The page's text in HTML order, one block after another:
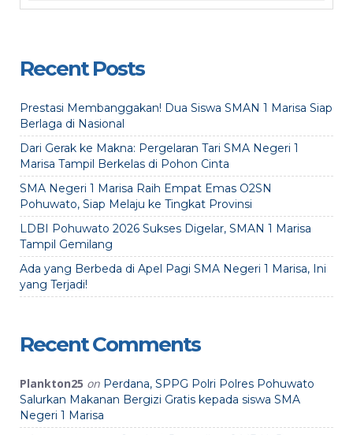
Recent Posts
Prestasi Membanggakan! Dua Siswa SMAN 1 Marisa Siap
Berlaga di Nasional
Dari Gerak ke Makna: Pergelaran Tari SMA Negeri 1
Marisa Tampil Berkelas di Pohon Cinta
SMA Negeri 1 Marisa Raih Empat Emas O2SN
Pohuwato, Siap Melaju ke Tingkat Provinsi
LDBI Pohuwato 2026 Sukses Digelar, SMAN 1 Marisa
Tampil Gemilang
Ada yang Berbeda di Apel Pagi SMA Negeri 1 Marisa, Ini
yang Terjadi!
Recent Comments
Plankton25 on Perdana, SPPG Polri Polres Pohuwato
Salurkan Makanan Bergizi Gratis kepada siswa SMA
Negeri 1 Marisa